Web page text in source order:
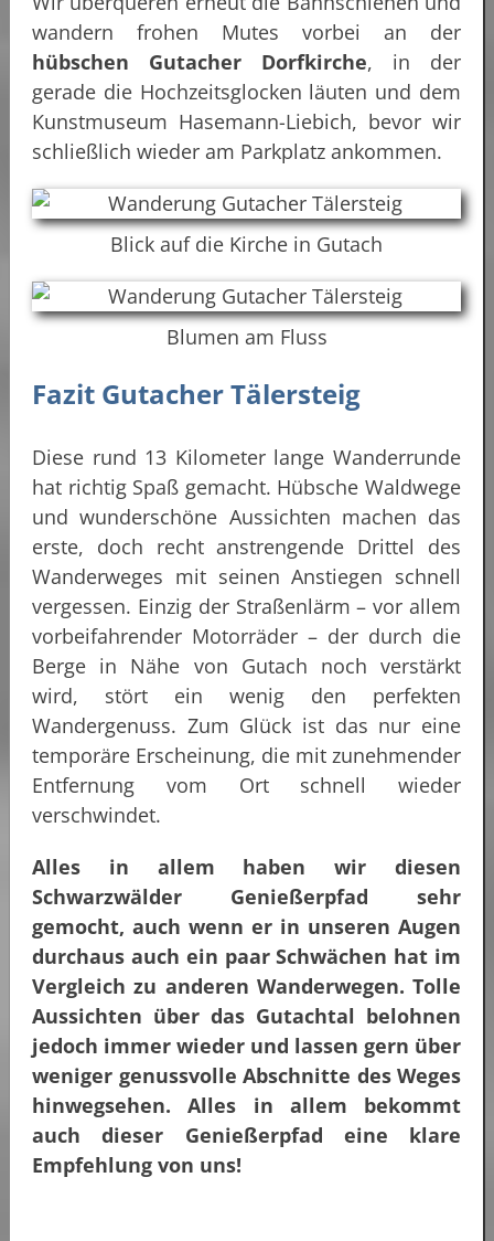
wandern frohen Mutes vorbei an der
hübschen Gutacher Dorfkirche, in der
gerade die Hochzeitsglocken läuten und dem
Kunstmuseum Hasemann-Liebich, bevor wir
schließlich wieder am Parkplatz ankommen.
Blick auf die Kirche in Gutach
Blumen am Fluss
Fazit Gutacher Tälersteig
Diese rund 13 Kilometer lange Wanderrunde
hat richtig Spaß gemacht. Hübsche Waldwege
und wunderschöne Aussichten machen das
erste, doch recht anstrengende Drittel des
Wanderweges mit seinen Anstiegen schnell
vergessen. Einzig der Straßenlärm – vor allem
vorbeifahrender Motorräder – der durch die
Berge in Nähe von Gutach noch verstärkt
wird, stört ein wenig den perfekten
Wandergenuss. Zum Glück ist das nur eine
temporäre Erscheinung, die mit zunehmender
Entfernung vom Ort schnell wieder
verschwindet.
Alles in allem haben wir diesen
Schwarzwälder Genießerpfad sehr
gemocht, auch wenn er in unseren Augen
durchaus auch ein paar Schwächen hat im
Vergleich zu anderen Wanderwegen. Tolle
Aussichten über das Gutachtal belohnen
jedoch immer wieder und lassen gern über
weniger genussvolle Abschnitte des Weges
hinwegsehen. Alles in allem bekommt
auch dieser Genießerpfad eine klare
Empfehlung von uns!